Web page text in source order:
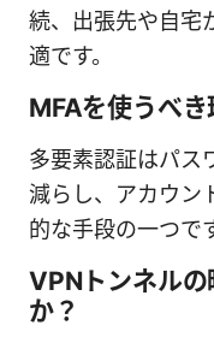
続、出張先や自宅
適です。
MFAを使うべき
多要素認証はパス
減らし、アカウン
的な手段の一つで
VPNトンネル
か？